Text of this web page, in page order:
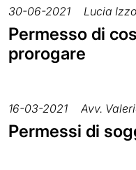
30-06-2021 Lucia Izzo
Permesso di
prorogare
16-03-2021 Avv.
Permessi di